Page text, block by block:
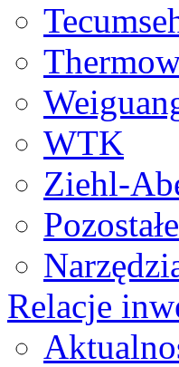
WTK
Ziehl-
Pozostałe
Relacje